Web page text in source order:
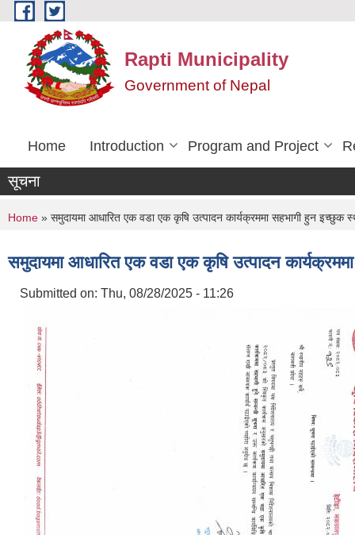
Skip to main content
Rapti Municipality
Government of Nepal
Home Introduction Program and Project
सूचना
You are here
Home » समुदायमा आधारित एक वडा एक कृषि उत्पादन कार्यक्रममा सहभागी हुन इच्छुक
समुदायमा आधारित एक वडा एक कृषि उत्पादन
Submitted on: Thu, 08/28/2025 - 11:26